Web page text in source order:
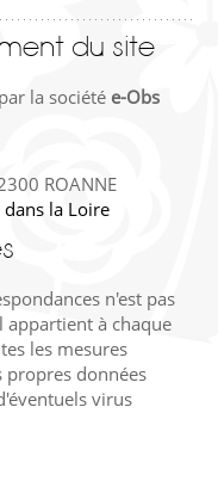
du site
la société e-Obs
ROANNE
la Loire
n'est pas
appartient à chaque
les mesures
propres données
virus